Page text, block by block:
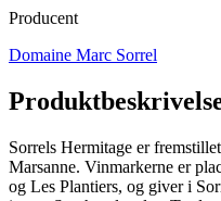
Producent
Domaine Marc Sorrel
Sorrels Hermitage er
Marsanne. Vinmarkerne er
og Les Plantiers, og giver i